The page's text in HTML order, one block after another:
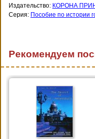
Издательство: КОРОНА
Серия: Пособие по истории
Рекомендуем